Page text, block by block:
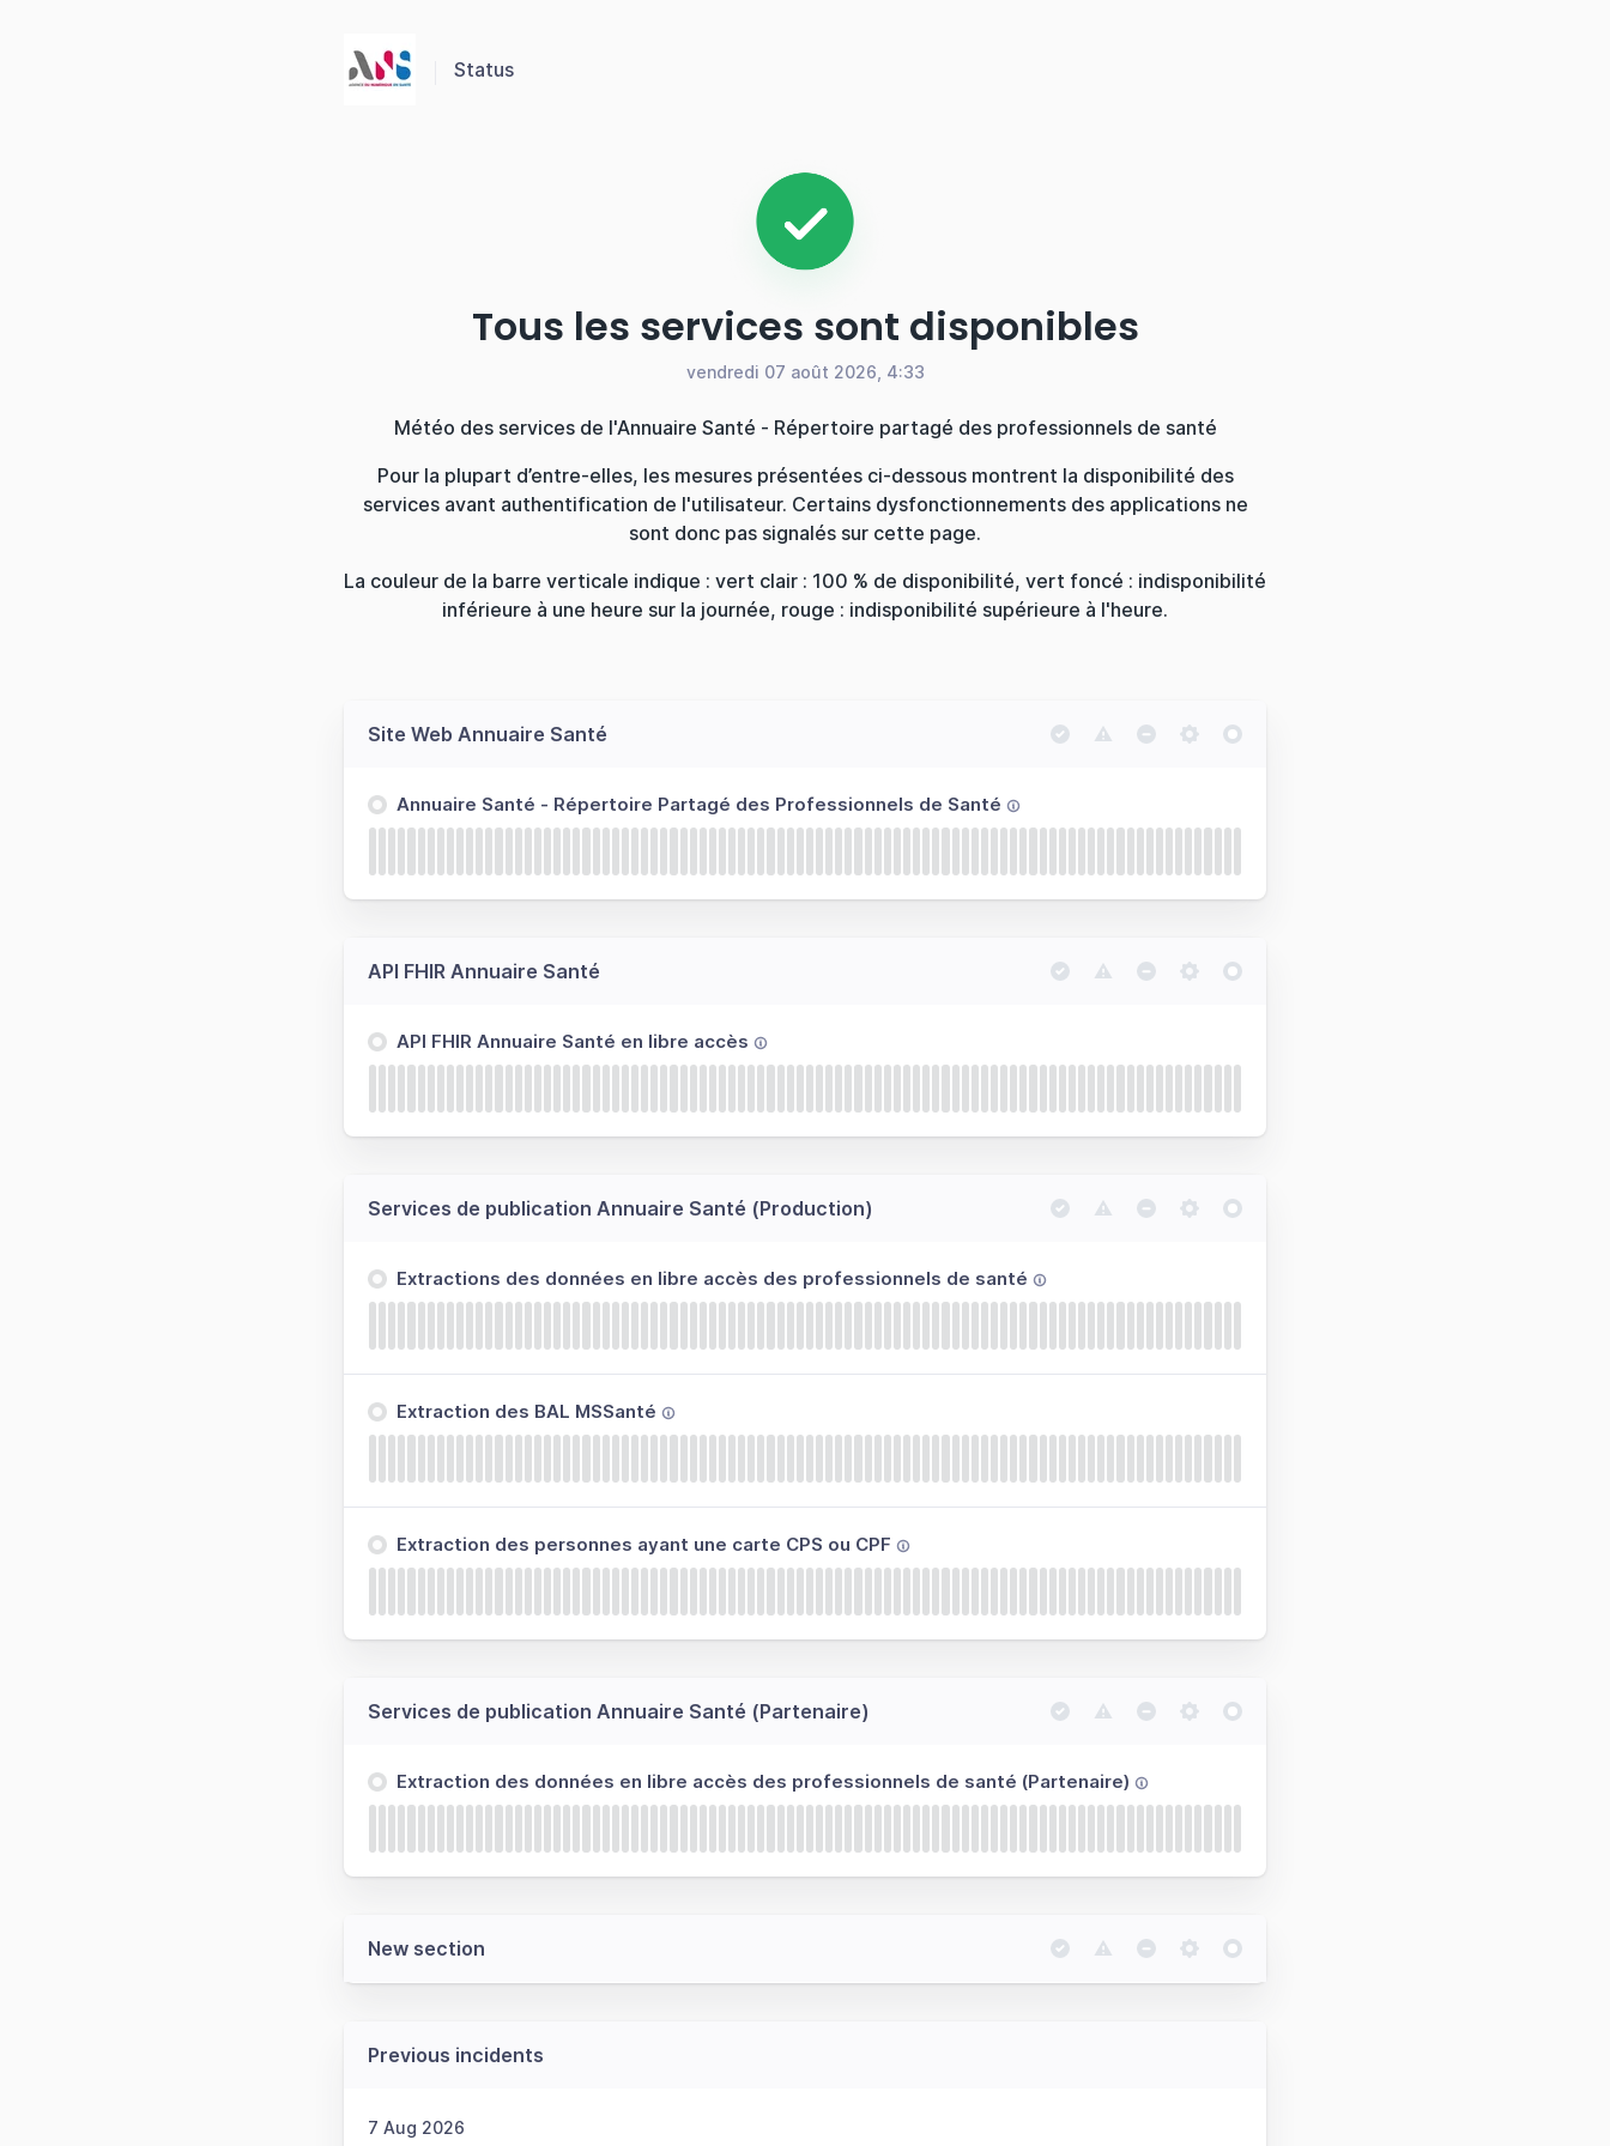
Status
Tous les services sont disponibles
vendredi 07 août 2026, 4:33
Météo des services de l'Annuaire Santé - Répertoire partagé des professionnels de santé
Pour la plupart d’entre-elles, les mesures présentées ci-dessous montrent la disponibilité des
services avant authentification de l'utilisateur. Certains dysfonctionnements des applications ne
sont donc pas signalés sur cette page.
La couleur de la barre verticale indique : vert clair : 100 % de disponibilité, vert foncé : indisponibilité
inférieure à une heure sur la journée, rouge : indisponibilité supérieure à l'heure.
Site Web Annuaire Santé
Annuaire Santé - Répertoire Partagé des Professionnels de Santé
API FHIR Annuaire Santé
API FHIR Annuaire Santé en libre accès
Services de publication Annuaire Santé (Production)
Extractions des données en libre accès des professionnels de santé
Extraction des BAL MSSanté
Extraction des personnes ayant une carte CPS ou CPF
Services de publication Annuaire Santé (Partenaire)
Extraction des données en libre accès des professionnels de santé (Partenaire)
New section
Previous incidents
7 Aug 2026